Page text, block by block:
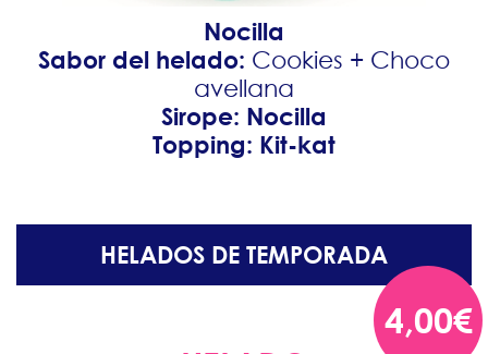
Nocilla
Sabor del helado: Cookies + Choco
avellana
Sirope: Nocilla
Topping: Kit-kat
HELADOS DE TEMPORADA
4,00€